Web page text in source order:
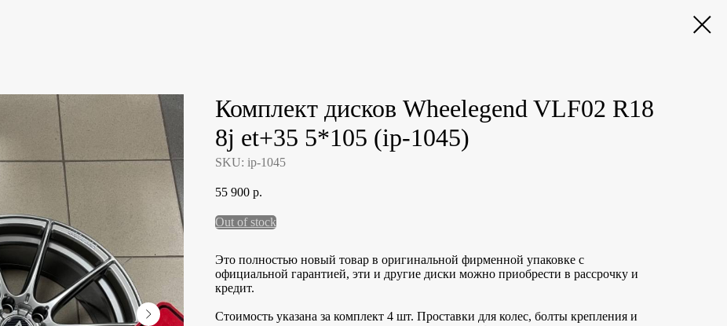
Комплект дисков Wheelegend VLF02 R18
8j et+35 5*105 (ip-1045)
SKU: ip-1045
55 900 р.
Out of stock
Это полностью новый товар в оригинальной фирменной упаковке с
официальной гарантией, эти и другие диски можно приобрести в рассрочку и
кредит.
Стоимость указана за комплект 4 шт. Проставки для колес, болты крепления и